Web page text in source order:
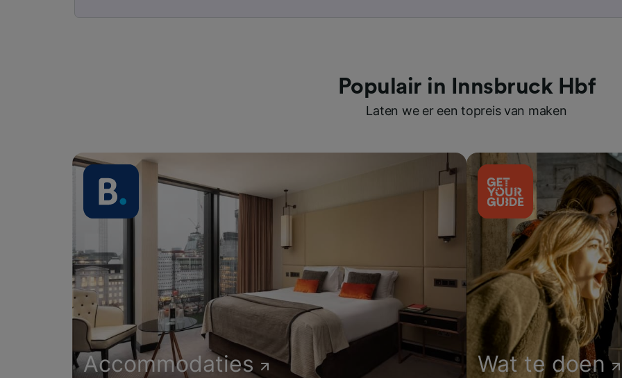
Populair in Innsbruck Hbf
Laten we er een topreis van maken
Accommodaties Wat te doen